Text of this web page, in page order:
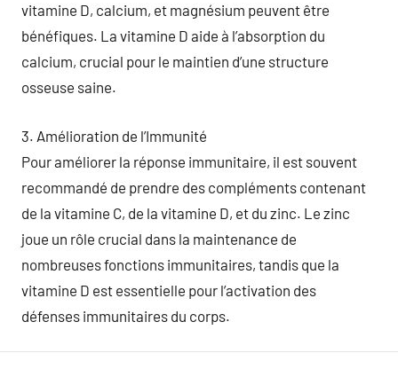
vitamine D, calcium, et magnésium peuvent être
bénéfiques. La vitamine D aide à l’absorption du
calcium, crucial pour le maintien d’une structure
osseuse saine.
3. Amélioration de l’Immunité
Pour améliorer la réponse immunitaire, il est souvent
recommandé de prendre des compléments contenant
de la vitamine C, de la vitamine D, et du zinc. Le zinc
joue un rôle crucial dans la maintenance de
nombreuses fonctions immunitaires, tandis que la
vitamine D est essentielle pour l’activation des
défenses immunitaires du corps.